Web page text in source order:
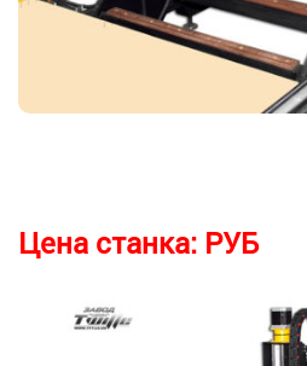
Цена станка: РУБ